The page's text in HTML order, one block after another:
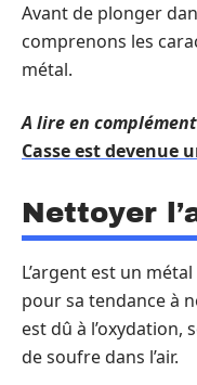
Avant de plonger
comprenons les
métal.
A lire en
Casse est devenue
Nettoyer
L’argent est un
pour sa tendance à
est dû à l’oxydation,
de soufre dans l’air.